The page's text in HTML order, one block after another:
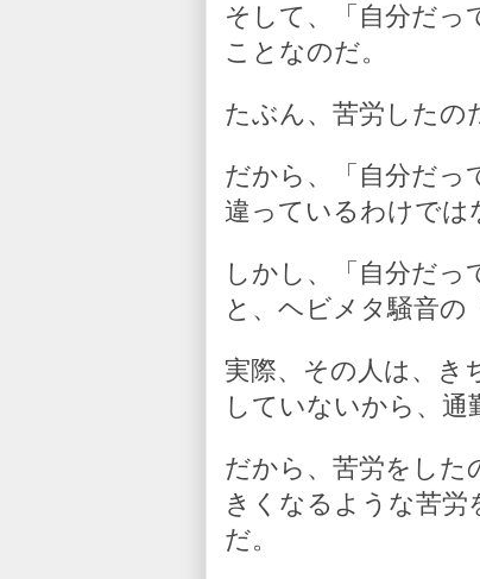
そして、「自分だっ
ことなのだ。
たぶん、苦労したの
だから、「自分だっ
違っているわけでは
しかし、「自分だっ
と、ヘビメタ騒音の
実際、その人は、き
していないから、通
だから、苦労をした
きくなるような苦
だ。